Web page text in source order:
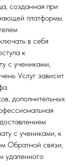
созданная при
платформы.
в себя
к
с учениками,
Услуг зависит
дополнительных
с учениками, к
Обратной связи,
удаленного